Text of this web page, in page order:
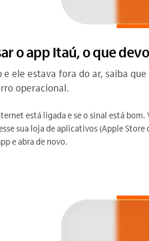
o app Itaú, o que
e ele estava fora do ar, saiba
operacional.
está ligada e se o sinal está
sua loja de aplicativos (Apple
e abra de novo.